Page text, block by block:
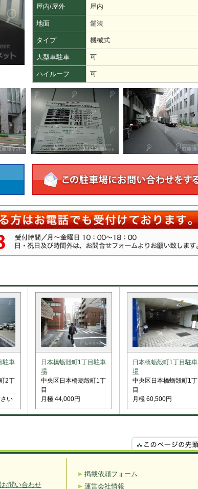
屋内/屋外 屋内
地面 舗装
タイプ 機械式
大型車駐車 可
ハイルーフ 可
駐車
2丁
い
日本橋蛎殻町1丁目駐車
場
中央区日本橋蛎殻町1丁
目
月極 44,000円
日本橋蛎殻町1丁目駐車
場
中央区日本橋蛎殻町1丁
目
月極 60,500円
お問い合わせ
掲載依頼フォーム
運営会社情報